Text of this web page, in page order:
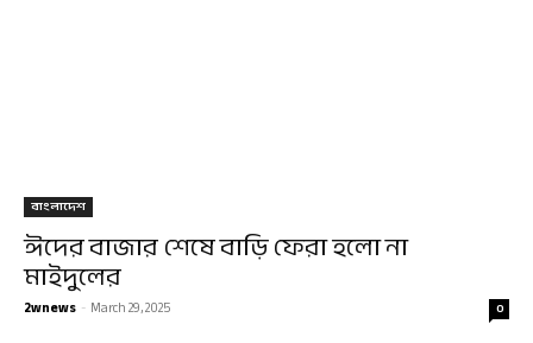
বাংলাদেশ
ঈদের বাজার শেষে বাড়ি ফেরা হলো না
মাইদুলের
2wnews - March 29, 2025 0